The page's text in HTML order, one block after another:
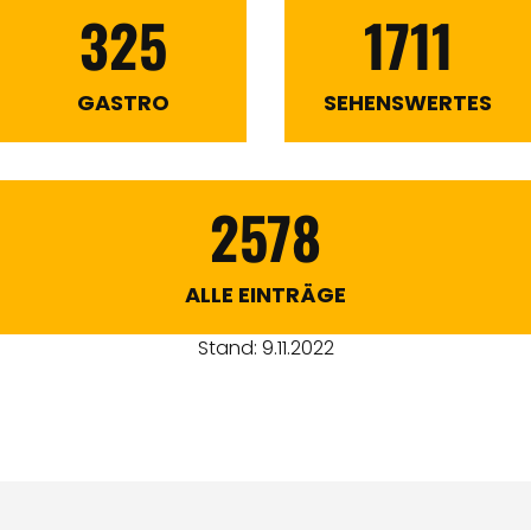
325
GASTRO
1711
SEHENSWERTES
2578
ALLE EINTRÄGE
Stand: 9.11.2022